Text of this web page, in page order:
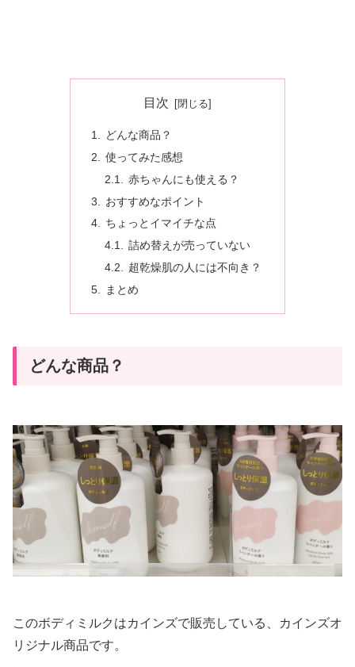
目次
どんな商品？
使ってみた感想
赤ちゃんにも使える？
おすすめなポイント
ちょっとイマイチな点
詰め替えが売っていない
超乾燥肌の人には不向き？
まとめ
どんな商品？
このボディミルクはカインズで販売している、カインズオ
リジナル商品です。